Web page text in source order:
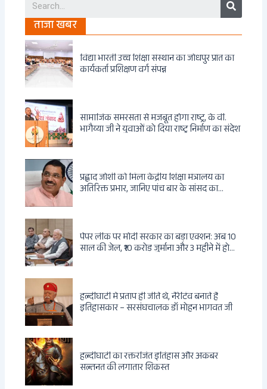
ताजा खबर
विद्या भारती उच्च शिक्षा संस्थान का जोधपुर प्रांत का
कार्यकर्ता प्रशिक्षण वर्ग संपन्न
सामाजिक समरसता से मजबूत होगा राष्ट्र, के वी.
भागैय्या जी ने युवाओं को दिया राष्ट्र निर्माण का संदेश
प्रह्लाद जोशी को मिला केंद्रीय शिक्षा मंत्रालय का
अतिरिक्त प्रभार, जानिए पांच बार के सांसद का
पेपर लीक पर मोदी सरकार का बड़ा एक्शन: अब 10
साल की जेल, ₹10 करोड़ जुर्माना और 3 महीने में होगा
हल्दीघाटी में प्रताप ही जीते थे, नैरेटिव बनाते हैं
इतिहासकार – सरसंघचालक डॉ मोहन भागवत जी
हल्दीघाटी का रक्तरंजित इतिहास और अकबर
सल्तनत की लगातार शिकस्त